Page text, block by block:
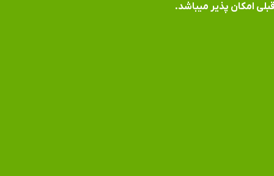
امکان پذیر میباشد.